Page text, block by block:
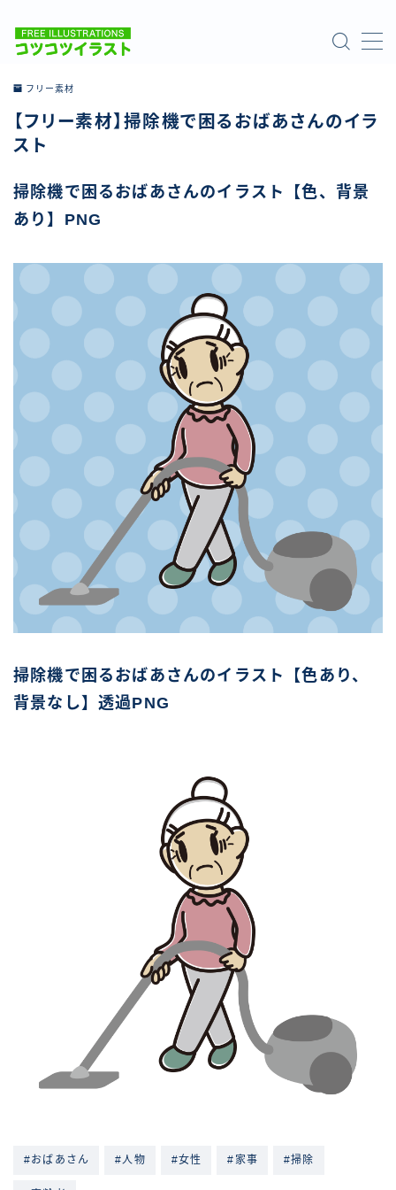
ホーム
お問い合わせ
フリー素材
【フリー素材】掃除機で困るおばあさんのイラ
スト
掃除機で困るおばあさんのイラスト【色、背景
あり】PNG
掃除機で困るおばあさんのイラスト【色あり、
背景なし】透過PNG
#おばあさん #人物 #女性 #家事 #掃除